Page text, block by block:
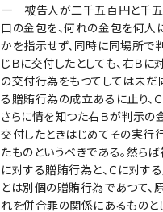
一 被告人が二千五百円と千
口の金包を、何れの金包を何人
かを指示せず、同時に同場所で
じＢに交付したとしても、右Ｂに
の交付行為をもつてしては未だ
る贈賄行為の成立あるに止り、
さらに情を知つた右Ｂが判示の
交付したときはじめてその実行
たものというべきである。然ら
に対する贈賄行為と、Ｃに対す
とは別個の贈賄行為であつて、
れを併合罪の関係にあるものと